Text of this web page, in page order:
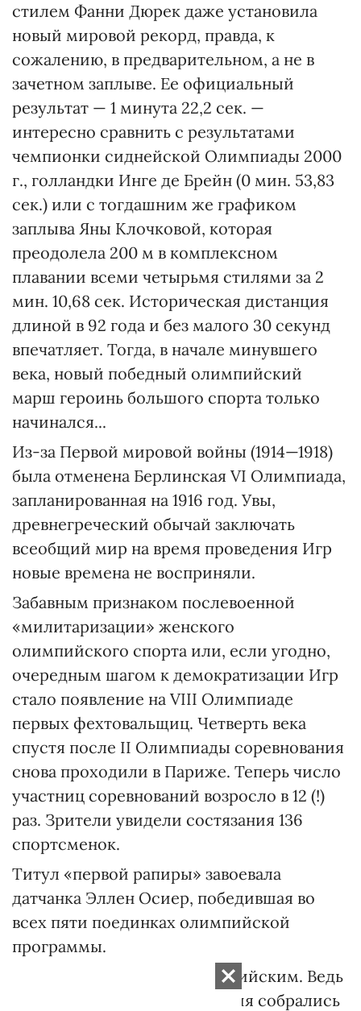
стилем Фанни Дюрек даже установила
новый мировой рекорд, правда, к
сожалению, в предварительном, а не в
зачетном заплыве. Ее официальный
результат — 1 минута 22,2 сек. —
интересно сравнить с результатами
чемпионки сиднейской Олимпиады 2000
г., голландки Инге де Брейн (0 мин. 53,83
сек.) или с тогдашним же графиком
заплыва Яны Клочковой, которая
преодолела 200 м в комплексном
плавании всеми четырьмя стилями за 2
мин. 10,68 сек. Историческая дистанция
длиной в 92 года и без малого 30 секунд
впечатляет. Тогда, в начале минувшего
века, новый победный олимпийский
марш героинь большого спорта только
начинался...
Из-за Первой мировой войны (1914—1918)
была отменена Берлинская VI Олимпиада,
запланированная на 1916 год. Увы,
древнегреческий обычай заключать
всеобщий мир на время проведения Игр
новые времена не восприняли.
Забавным признаком послевоенной
«милитаризации» женского
олимпийского спорта или, если угодно,
очередным шагом к демократизации Игр
стало появление на VIII Олимпиаде
первых фехтовальщиц. Четверть века
спустя после II Олимпиады соревнования
снова проходили в Париже. Теперь число
участниц соревнований возросло в 12 (!)
раз. Зрители увидели состязания 136
спортсменок.
Титул «первой рапиры» завоевала
датчанка Эллен Осиер, победившая во
всех пяти поединках олимпийской
программы.
1924 год стал дважды Олимпийским. Ведь
впервые на свои соревнования собрались